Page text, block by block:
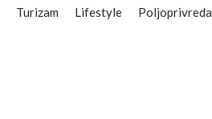
Turizam Lifestyle Poljoprivreda